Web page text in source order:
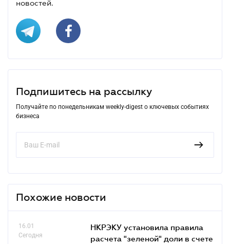
новостей.
Подпишитесь на рассылку
Получайте по понедельникам weekly-digest о ключевых событиях
бизнеса
Похожие новости
16.01
Сегодня
НКРЭКУ установила правила
расчета "зеленой" доли в счете